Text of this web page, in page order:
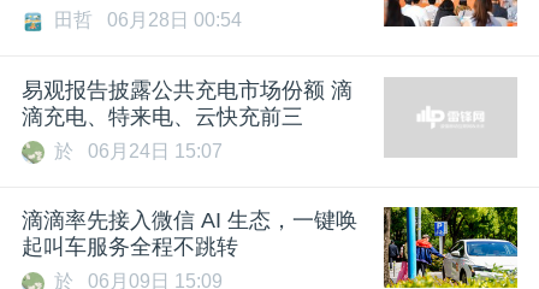
田哲 06月28日 00:54
易观报告披露公共充电市场份额 滴
滴充电、特来电、云快充前三
於 06月24日 15:07
滴滴率先接入微信 AI 生态，一键唤
起叫车服务全程不跳转
於 06月09日 15:09